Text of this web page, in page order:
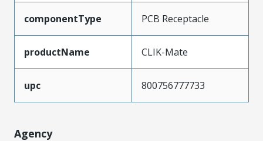
componentType PCB Receptacle
productName CLIK-Mate
upc 800756777733
Agency